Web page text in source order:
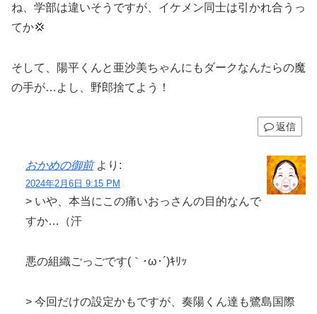
ね、学部は違いそうですが、イケメン同士は引かれ合うっ
てか💢
そして、陽平くんと亜沙美ちゃんにもダークなんたらの魔
の手が…よし、野郎捨てよう！
返信
おかめの御前 より:
2024年2月6日 9:15 PM
> いや、本当にこの痛いおっさんの目的なんで
すか…（汗
悪の組織ごっごです(｀･ω･´)ｷﾘｯ
> 今回だけの設定かもですが、奏陽くん達も鷺島国際